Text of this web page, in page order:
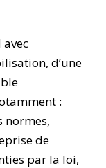
d’une
:
normes,
de
par la loi,